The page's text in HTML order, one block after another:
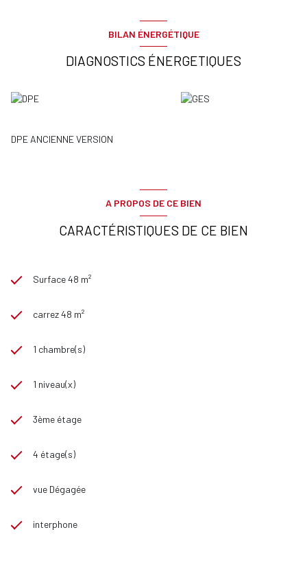
BILAN ÉNERGÉTIQUE
DIAGNOSTICS ÉNERGETIQUES
DPE ANCIENNE VERSION
A PROPOS DE CE BIEN
CARACTÉRISTIQUES DE CE BIEN
Surface 48 m²
carrez 48 m²
1 chambre(s)
1 niveau(x)
3ème étage
4 étage(s)
vue Dégagée
interphone